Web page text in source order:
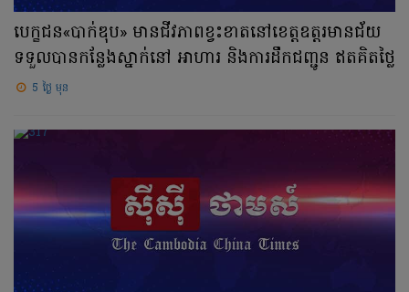
បេក្ខជន«បាក់ឌុប» មានជីវភាពខ្វះខាតនៅខេត្តឧត្តរមានជ័យ
ទទួលបានកន្លែងស្នាក់នៅ អាហារ និងការដឹកជញ្ជូន ឥតគិតថ្លៃ
5 ថ្ងៃ មុន